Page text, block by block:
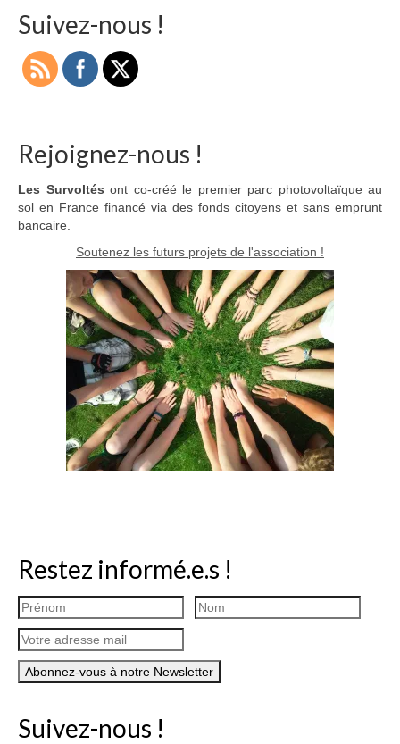
Suivez-nous !
Rejoignez-nous !
Les Survoltés ont co-créé le premier parc photovoltaïque au
sol en France financé via des fonds citoyens et sans emprunt
bancaire.
Soutenez les futurs projets de l'association !
Restez informé.e.s !
Suivez-nous !